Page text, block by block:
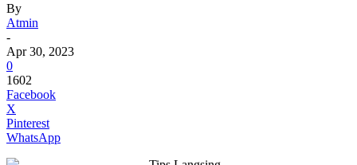
By
Atmin
-
Apr 30, 2023
0
1602
Facebook
X
Pinterest
WhatsApp